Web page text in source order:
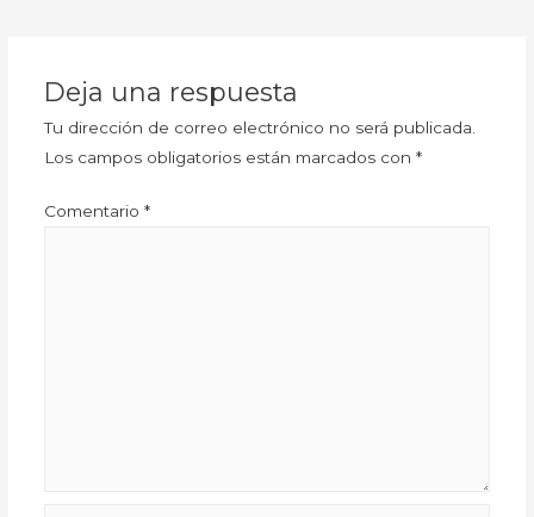
Deja una respuesta
Tu dirección de correo electrónico no será publicada.
Los campos obligatorios están marcados con *
Comentario *